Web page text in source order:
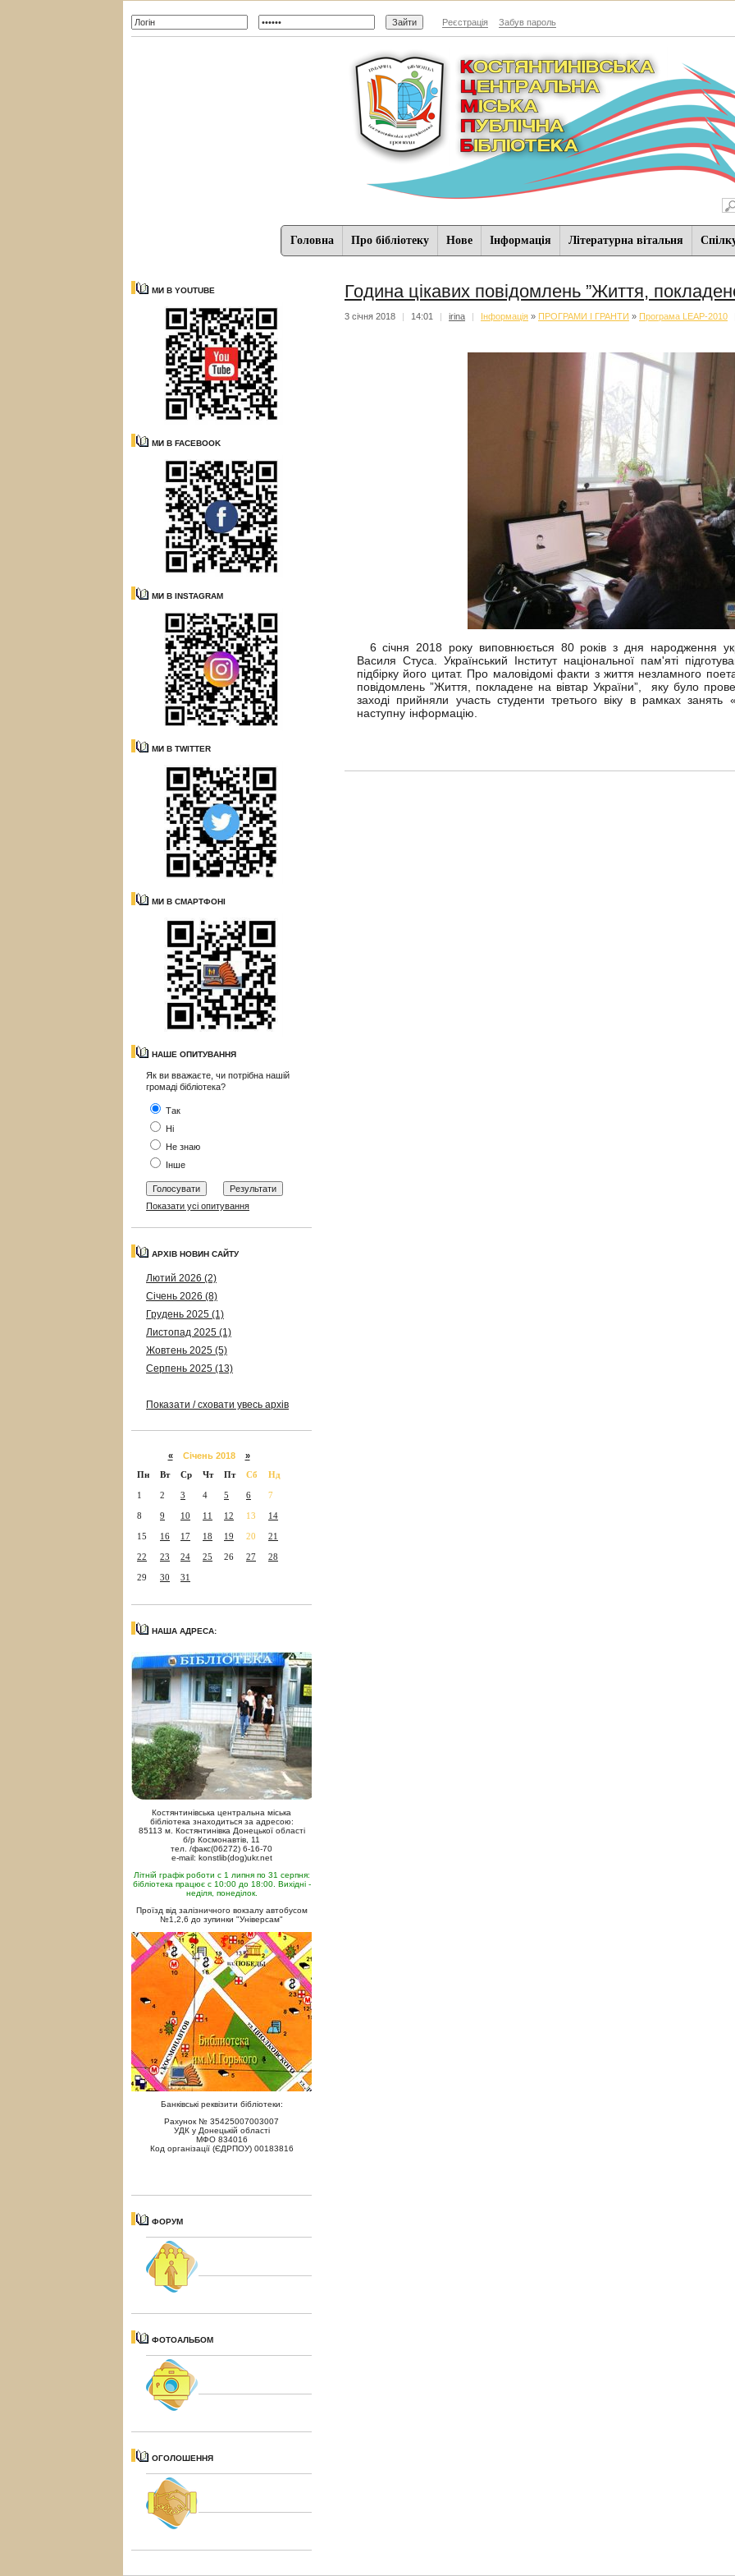
Реєстрація Забув пароль
Головна Про бібліотеку Нове Iнформацiя Літературна вітальня
МИ В YOUTUBE
МИ В FACEBOOK
МИ В INSTAGRAM
МИ В TWITTER
МИ В СМАРТФОНІ
НАШЕ ОПИТУВАННЯ
Як ви вважаєте, чи потрібна нашій
громаді бібліотека?
Так
Ні
Не знаю
Інше
Показати усі опитування
АРХІВ НОВИН САЙТУ
Лютий 2026 (2)
Січень 2026 (8)
Грудень 2025 (1)
Листопад 2025 (1)
Жовтень 2025 (5)
Серпень 2025 (13)
Показати / сховати увесь архів
«Січень 2018 »
Пн
Вт Ср Чт Пт Сб Нд
1 2 3 4 5 6 7
8 9 10 11 12 13 14
15 16 17 18 19 20 21
22 23 24 25 26 27 28
29 30 31
НАША АДРЕСА:
Костянтинівська центральна міська
бібліотека знаходиться за адресою:
85113 м. Костянтинівка Донецької області
б/р Космонавтів, 11
тел. /факс(06272) 6-16-70
e-mail: konstlib(dog)ukr.net
Літній графік роботи с 1 липня по 31 серпня:
бібліотека працює с 10:00 до 18:00. Вихідні -
неділя, понеділок.
Проїзд від залізничного вокзалу автобусом
№1,2,6 до зупинки "Універсам"
Банківські реквізити бібліотеки:
Рахунок № 35425007003007
УДК у Донецькій області
МФО 834016
Код організації (ЄДРПОУ) 00183816
ФОРУМ
ФОТОАЛЬБОМ
ОГОЛОШЕННЯ
Година цікавих повідомлень ”Життя,
3 січня 2018 | 14:01 | irina | Iнформацiя » ПРОГРАМИ І ГРАНТИ » Програма LEAP-2010
6 січня 2018 року виповнюється 80 років з дня народження
Василя Стуса. Український Інститут національної пам'яті
підбірку його цитат. Про маловідомі факти з життя незламного
повідомлень ”Життя, покладене на вівтар України”, яку було
заході прийняли участь студенти третього віку в рамках
наступну інформацію.